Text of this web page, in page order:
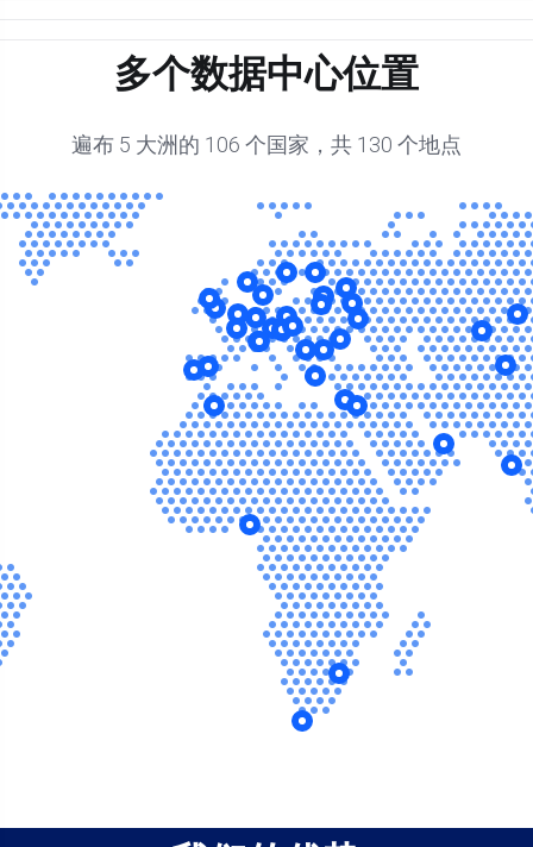
多个数据中心位置
遍布 5 大洲的 106 个国家，共 130 个地点